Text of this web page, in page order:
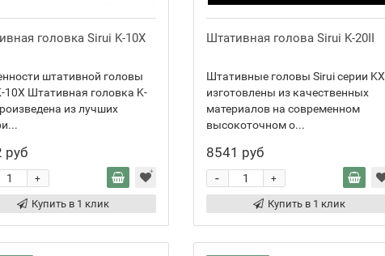
головка Sirui K-10X
штативной головы
10X Штативная головка K-
из лучших
руб
+
Купить в 1 клик
Штативная голова Sirui K-20II
Штативные головы Sirui серии KX
изготовлены из качественных
материалов на современном
высокоточном о...
8541 руб
+
-
Купить в 1 клик